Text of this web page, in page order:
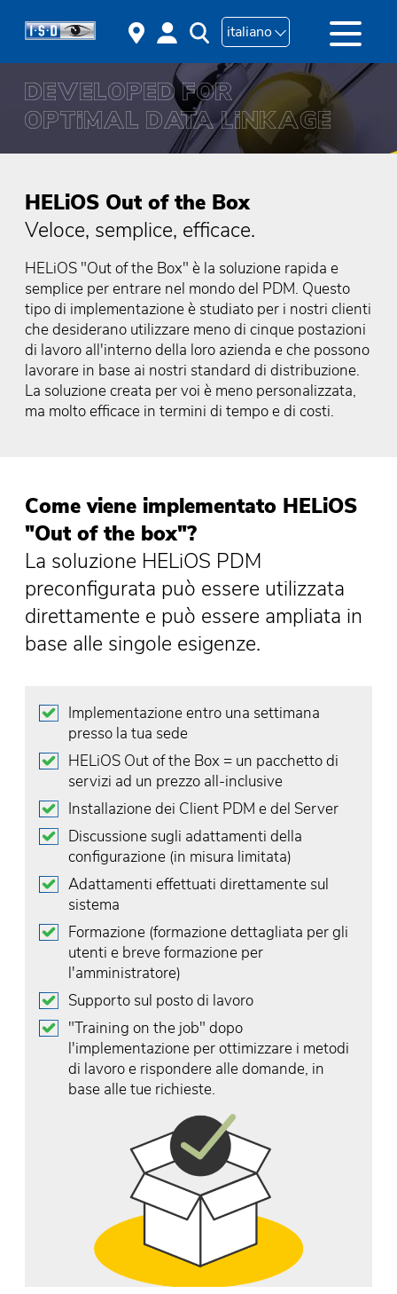
italiano
HELiOS Out of the Box
Veloce, semplice, efficace.
HELiOS "Out of the Box" è la soluzione rapida e
semplice per entrare nel mondo del PDM. Questo
tipo di implementazione è studiato per i nostri clienti
che desiderano utilizzare meno di cinque postazioni
di lavoro all'interno della loro azienda e che possono
lavorare in base ai nostri standard di distribuzione.
La soluzione creata per voi è meno personalizzata,
ma molto efficace in termini di tempo e di costi.
Come viene implementato HELiOS
"Out of the box"?
La soluzione HELiOS PDM
preconfigurata può essere utilizzata
direttamente e può essere ampliata in
base alle singole esigenze.
Implementazione entro una settimana
presso la tua sede
HELiOS Out of the Box = un pacchetto di
servizi ad un prezzo all-inclusive
Installazione dei Client PDM e del Server
Discussione sugli adattamenti della
configurazione (in misura limitata)
Adattamenti effettuati direttamente sul
sistema
Formazione (formazione dettagliata per gli
utenti e breve formazione per
l'amministratore)
Supporto sul posto di lavoro
"Training on the job" dopo
l'implementazione per ottimizzare i metodi
di lavoro e rispondere alle domande, in
base alle tue richieste.